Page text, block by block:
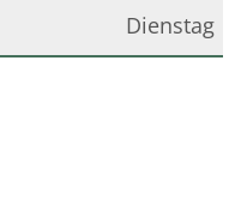
Dienstag